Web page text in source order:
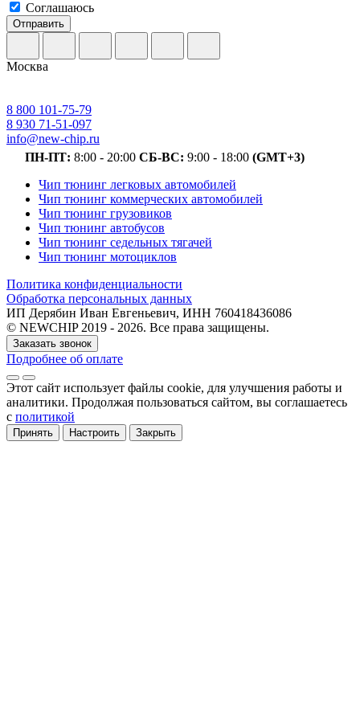
Соглашаюсь
Отправить
Москва
8 800 101-75-79
8 930 71-51-097
info@new-chip.ru
ПН-ПТ: 8:00 - 20:00 СБ-ВС: 9:00 - 18:00 (GMT+3)
Чип тюнинг легковых автомобилей
Чип тюнинг коммерческих автомобилей
Чип тюнинг грузовиков
Чип тюнинг автобусов
Чип тюнинг седельных тягачей
Чип тюнинг мотоциклов
Политика конфиденциальности
Обработка персональных данных
ИП Дерябин Иван Евгеньевич, ИНН 760418436086
© NEWCHIP 2019 - 2026. Все права защищены.
Заказать звонок
Подробнее об оплате
Этот сайт использует файлы cookie, для улучшения работы и
аналитики. Продолжая пользоваться сайтом, вы соглашаетесь
с политикой
Принять Настроить Закрыть